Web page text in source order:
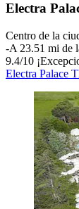
Electra
Centro de la
‐A 23.51 mi de
9.4/10
Electra Palace